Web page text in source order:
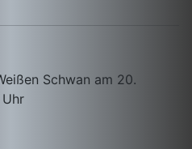
Schwan am 20.